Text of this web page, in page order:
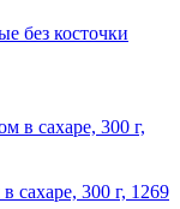
косточки
300 г, 1269